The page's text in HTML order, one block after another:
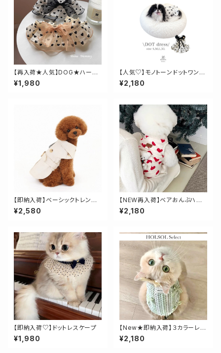
【再入荷★人気】DOG★ハート
柄ケープ
¥1,980
【人気♡】モノトーンドットワンピ
ース
¥2,180
【即納入荷】ベーシックトレンチ
コート
¥2,580
【NEW再入荷】ベアおんぶハー
トベスト
¥2,180
【即納入荷♡】ドットレスケープ
¥1,980
【New★即納入荷】３カラーレー
シーリボントップス
¥2,180